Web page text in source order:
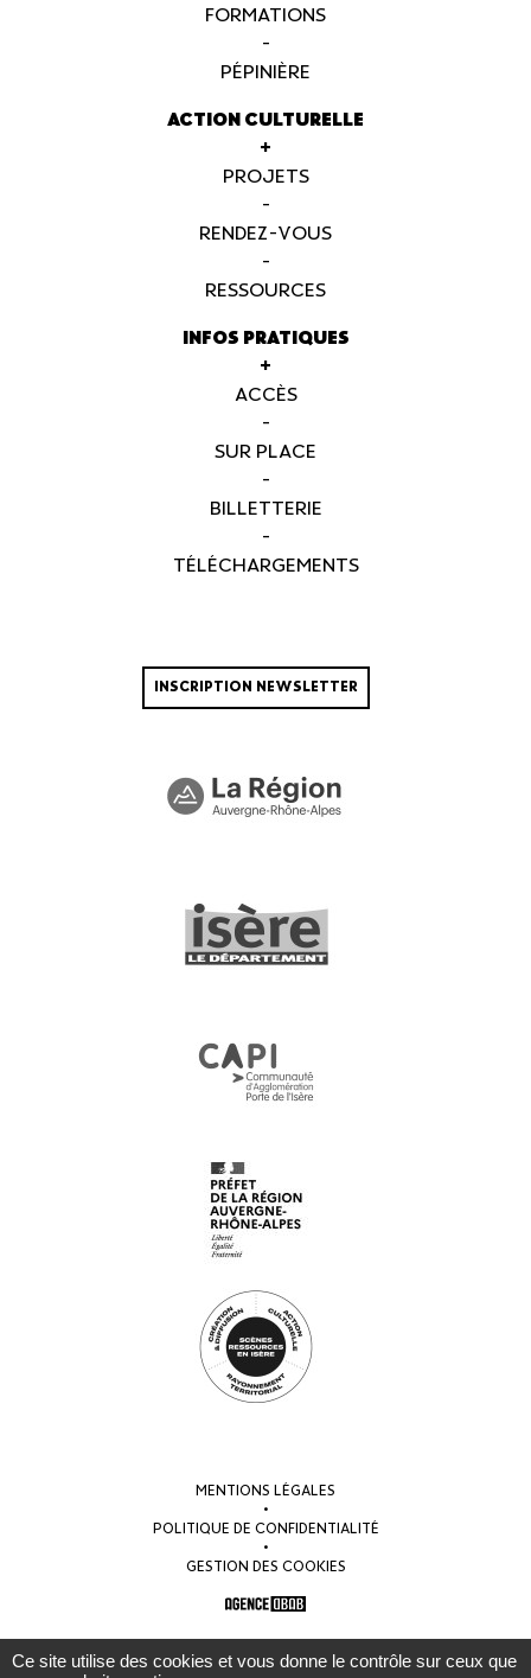
FORMATIONS
-
PÉPINIÈRE
ACTION CULTURELLE
+
PROJETS
-
RENDEZ-VOUS
-
RESSOURCES
INFOS PRATIQUES
+
ACCÈS
-
SUR PLACE
-
BILLETTERIE
-
TÉLÉCHARGEMENTS
INSCRIPTION NEWSLETTER
MENTIONS LÉGALES
•
POLITIQUE DE CONFIDENTIALITÉ
•
GESTION DES COOKIES
Ce site utilise des cookies et vous donne le contrôle sur ceux que